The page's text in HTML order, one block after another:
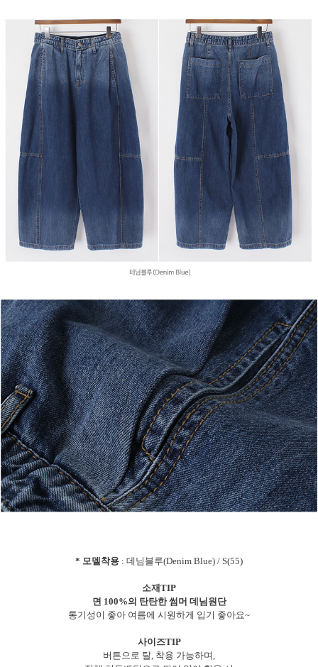
* 모델착용 : 데님블루(Denim Blue) / S(55)
소재TIP
면 100%의 탄탄한 썸머 데님원단
통기성이 좋아 여름에 시원하게 입기 좋아요~
사이즈TIP
버튼으로 탈, 착용 가능하며,